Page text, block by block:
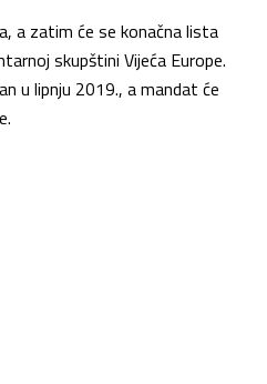
a zatim će se konačna lista
skupštini Vijeća Europe.
u lipnju 2019., a mandat će